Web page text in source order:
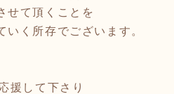
せて頂くことを
く所存でございます。
援して下さり